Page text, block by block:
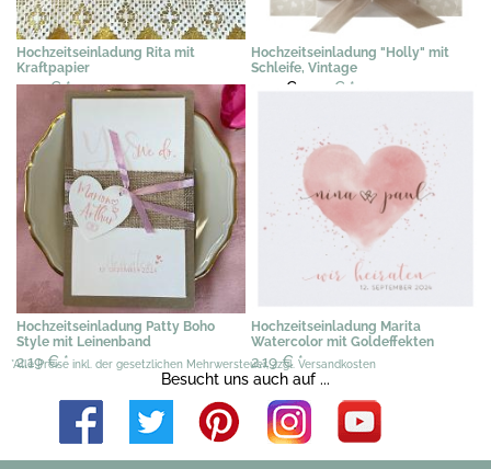
Hochzeitseinladung Rita mit
Kraftpapier
2,49 €*
Hochzeitseinladung "Holly" mit
Schleife, Vintage
3,02 € 2,29 € *
Hochzeitseinladung Patty Boho
Style mit Leinenband
2,19 €*
Hochzeitseinladung Marita
Watercolor mit Goldeffekten
2,19 € *
*Alle Preise inkl. der gesetzlichen Mehrwersteuer, zzgl. Versandkosten
Besucht uns auch auf ...